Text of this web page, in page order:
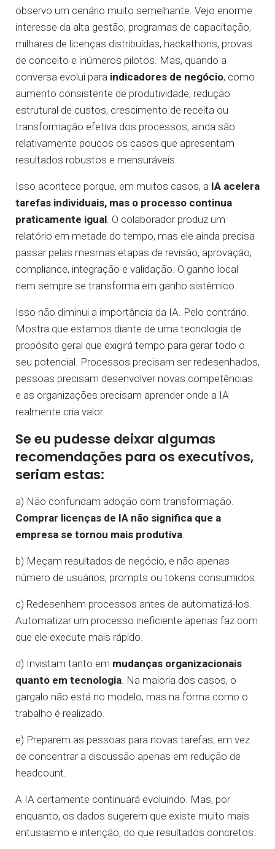
observo um cenário muito semelhante. Vejo enorme
interesse da alta gestão, programas de capacitação,
milhares de licenças distribuídas, hackathons, provas
de conceito e inúmeros pilotos. Mas, quando a
conversa evolui para indicadores de negócio, como
aumento consistente de produtividade, redução
estrutural de custos, crescimento de receita ou
transformação efetiva dos processos, ainda são
relativamente poucos os casos que apresentam
resultados robustos e mensuráveis.
Isso acontece porque, em muitos casos, a IA acelera
tarefas individuais, mas o processo continua
praticamente igual. O colaborador produz um
relatório em metade do tempo, mas ele ainda precisa
passar pelas mesmas etapas de revisão, aprovação,
compliance, integração e validação. O ganho local
nem sempre se transforma em ganho sistêmico.
Isso não diminui a importância da IA. Pelo contrário.
Mostra que estamos diante de uma tecnologia de
propósito geral que exigirá tempo para gerar todo o
seu potencial. Processos precisam ser redesenhados,
pessoas precisam desenvolver novas competências
e as organizações precisam aprender onde a IA
realmente cria valor.
Se eu pudesse deixar algumas
recomendações para os executivos,
seriam estas:
a) Não confundam adoção com transformação.
Comprar licenças de IA não significa que a
empresa se tornou mais produtiva.
b) Meçam resultados de negócio, e não apenas
número de usuários, prompts ou tokens consumidos.
c) Redesenhem processos antes de automatizá-los.
Automatizar um processo ineficiente apenas faz com
que ele execute mais rápido.
d) Invistam tanto em mudanças organizacionais
quanto em tecnologia. Na maioria dos casos, o
gargalo não está no modelo, mas na forma como o
trabalho é realizado.
e) Preparem as pessoas para novas tarefas, em vez
de concentrar a discussão apenas em redução de
headcount.
A IA certamente continuará evoluindo. Mas, por
enquanto, os dados sugerem que existe muito mais
entusiasmo e intenção, do que resultados concretos.